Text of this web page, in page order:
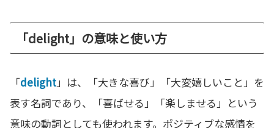
「delight」の意味と使い方
「delight」は、「大きな喜び」「大変嬉しいこと」を
表す名詞であり、「喜ばせる」「楽しませる」という
意味の動詞としても使われます。ポジティブな感情を